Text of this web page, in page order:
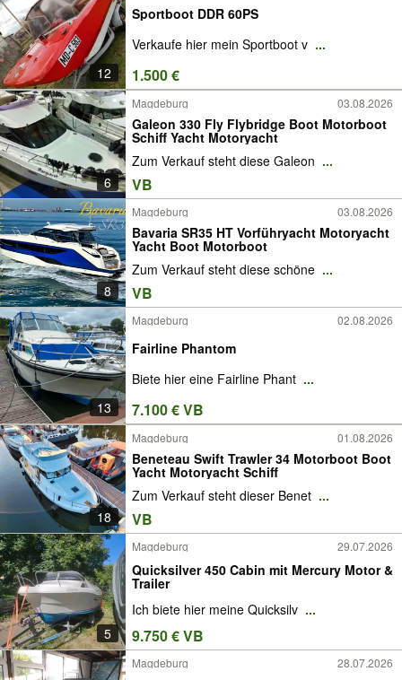
12
Sportboot DDR 60PS
Verkaufe hier mein Sportboot v ...
1.500 €
6
Magdeburg 03.08.2026
Galeon 330 Fly Flybridge Boot Motorboot
Schiff Yacht Motoryacht
Zum Verkauf steht diese Galeon ...
VB
8
Magdeburg 03.08.2026
Bavaria SR35 HT Vorführyacht Motoryacht
Yacht Boot Motorboot
Zum Verkauf steht diese schöne ...
VB
13
Magdeburg 02.08.2026
Fairline Phantom
Biete hier eine Fairline Phant ...
7.100 € VB
18
Magdeburg 01.08.2026
Beneteau Swift Trawler 34 Motorboot Boot
Yacht Motoryacht Schiff
Zum Verkauf steht dieser Benet ...
VB
5
Magdeburg 29.07.2026
Quicksilver 450 Cabin mit Mercury Motor &
Trailer
Ich biete hier meine Quicksilv ...
9.750 € VB
Magdeburg 28.07.2026